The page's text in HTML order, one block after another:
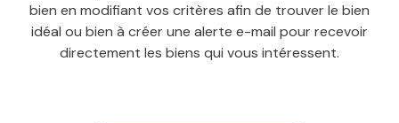
bien en modifiant vos critères afin de trouver le bien
idéal ou bien à créer une alerte e-mail pour recevoir
directement les biens qui vous intéressent.